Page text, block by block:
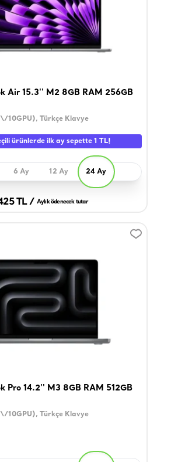
Air 15.3'' M2 8GB RAM 256GB
10GPU), Türkçe Klavye
ürünlerde ilk ay sepette 1 TL!
6 Ay 12 Ay 24 Ay
TL / Aylık ödenecek tutar
Pro 14.2'' M3 8GB RAM 512GB
10GPU), Türkçe Klavye